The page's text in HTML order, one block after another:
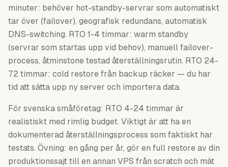
minuter: behöver hot-standby-servrar som automatiskt
tar över (failover), geografisk redundans, automatisk
DNS-switching. RTO 1-4 timmar: warm standby
(servrar som startas upp vid behov), manuell failover-
process, åtminstone testad återställningsrutin. RTO 24-
72 timmar: cold restore från backup räcker — du har
tid att sätta upp ny server och importera data.
För svenska småföretag: RTO 4-24 timmar är
realistiskt med rimlig budget. Viktigt är att ha en
dokumenterad återställningsprocess som faktiskt har
testats. Övning: en gång per år, gör en full restore av din
produktionssajt till en annan VPS från scratch och mät